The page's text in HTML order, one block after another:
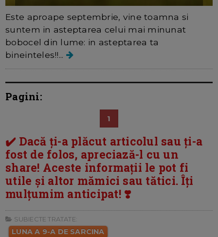
Este aproape septembrie, vine toamna si
suntem in asteptarea celui mai minunat
bobocel din lume: in asteptarea ta
bineinteles!!...
Pagini:
1
✔️ Dacă ți-a plăcut articolul sau ți-a
fost de folos, apreciază-l cu un
share! Aceste informații le pot fi
utile și altor mămici sau tătici. Îți
mulțumim anticipat! ❣️
SUBIECTE TRATATE:
LUNA A 9-A DE SARCINA